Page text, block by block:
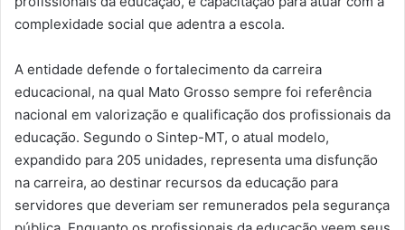
complexidade social que adentra a escola.
A entidade defende o fortalecimento da carreira
educacional, na qual Mato Grosso sempre foi referência
nacional em valorização e qualificação dos profissionais da
educação. Segundo o Sintep-MT, o atual modelo,
expandido para 205 unidades, representa uma disfunção
na carreira, ao destinar recursos da educação para
servidores que deveriam ser remunerados pela segurança